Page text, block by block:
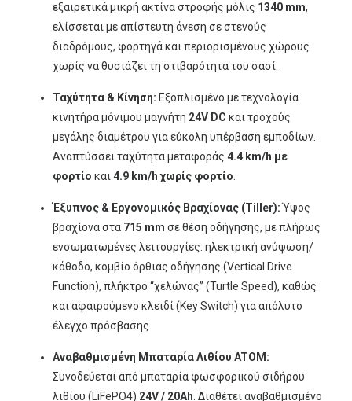
εξαιρετικά μικρή ακτίνα στροφής μόλις 1340 mm,
ελίσσεται με απίστευτη άνεση σε στενούς
διαδρόμους, φορτηγά και περιορισμένους χώρους
χωρίς να θυσιάζει τη στιβαρότητα του σασί.
Ταχύτητα & Κίνηση: Εξοπλισμένο με τεχνολογία
κινητήρα μόνιμου μαγνήτη 24V DC και τροχούς
μεγάλης διαμέτρου για εύκολη υπέρβαση εμποδίων.
Αναπτύσσει ταχύτητα μεταφοράς 4.4 km/h με
φορτίο και 4.9 km/h χωρίς φορτίο
Έξυπνος & Εργονομικός Βραχίονας (Tiller):Ύψος
βραχίονα στα 715 mm σε θέση οδήγησης, με πλήρως
ενσωματωμένες λειτουργίες: ηλεκτρική ανύψωση/
κάθοδο, κομβίο όρθιας οδήγησης (Vertical Drive
Function), πλήκτρο “χελώνας” (Turtle Speed), καθώς
και αφαιρούμενο κλειδί (Key Switch) για απόλυτο
έλεγχο πρόσβασης.
Αναβαθμισμένη Μπαταρία Λιθίου ATOM:
Συνοδεύεται από μπαταρία φωσφορικού σιδήρου
λιθίου (LiFePO4) 24V / 20Ah . Διαθέτει αναβαθμισμένο